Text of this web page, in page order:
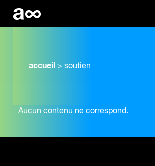
accueil > soutien
Aucun contenu ne correspond.